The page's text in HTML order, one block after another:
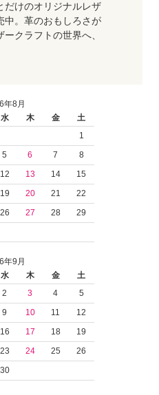
だけのオリジナルレザ
中。革のおもしろさが
クラフトの世界へ、
年8月
水 木 金
土
1
5 6 7
8
12 13 14
15
19 20 21
22
26 27 28
29
年9月
水 木 金
土
2 3 4
5
9 10 11
12
16 17 18
19
23 24 25
26
30